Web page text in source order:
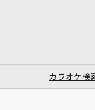
カラオケ検